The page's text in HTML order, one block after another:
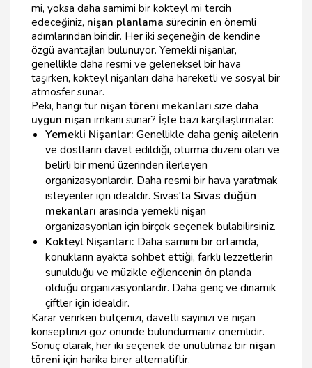
mi, yoksa daha samimi bir kokteyl mi tercih
edeceğiniz, nişan planlama sürecinin en önemli
adımlarından biridir. Her iki seçeneğin de kendine
özgü avantajları bulunuyor. Yemekli nişanlar,
genellikle daha resmi ve geleneksel bir hava
taşırken, kokteyl nişanları daha hareketli ve sosyal bir
atmosfer sunar.
Peki, hangi tür nişan töreni mekanları size daha
uygun nişan imkanı sunar? İşte bazı karşılaştırmalar:
Yemekli Nişanlar: Genellikle daha geniş ailelerin
ve dostların davet edildiği, oturma düzeni olan ve
belirli bir menü üzerinden ilerleyen
organizasyonlardır. Daha resmi bir hava yaratmak
isteyenler için idealdir. Sivas'ta Sivas düğün
mekanları arasında yemekli nişan
organizasyonları için birçok seçenek bulabilirsiniz.
Kokteyl Nişanları: Daha samimi bir ortamda,
konukların ayakta sohbet ettiği, farklı lezzetlerin
sunulduğu ve müzikle eğlencenin ön planda
olduğu organizasyonlardır. Daha genç ve dinamik
çiftler için idealdir.
Karar verirken bütçenizi, davetli sayınızı ve nişan
konseptinizi göz önünde bulundurmanız önemlidir.
Sonuç olarak, her iki seçenek de unutulmaz bir nişan
töreni için harika birer alternatiftir.